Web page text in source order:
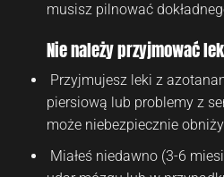
musisz pilnować
Nie należy przyjmować
Przyjmujesz leki z
piersiową lub problemy z
może niebezpiecznie
Miałeś niedawno (3-6